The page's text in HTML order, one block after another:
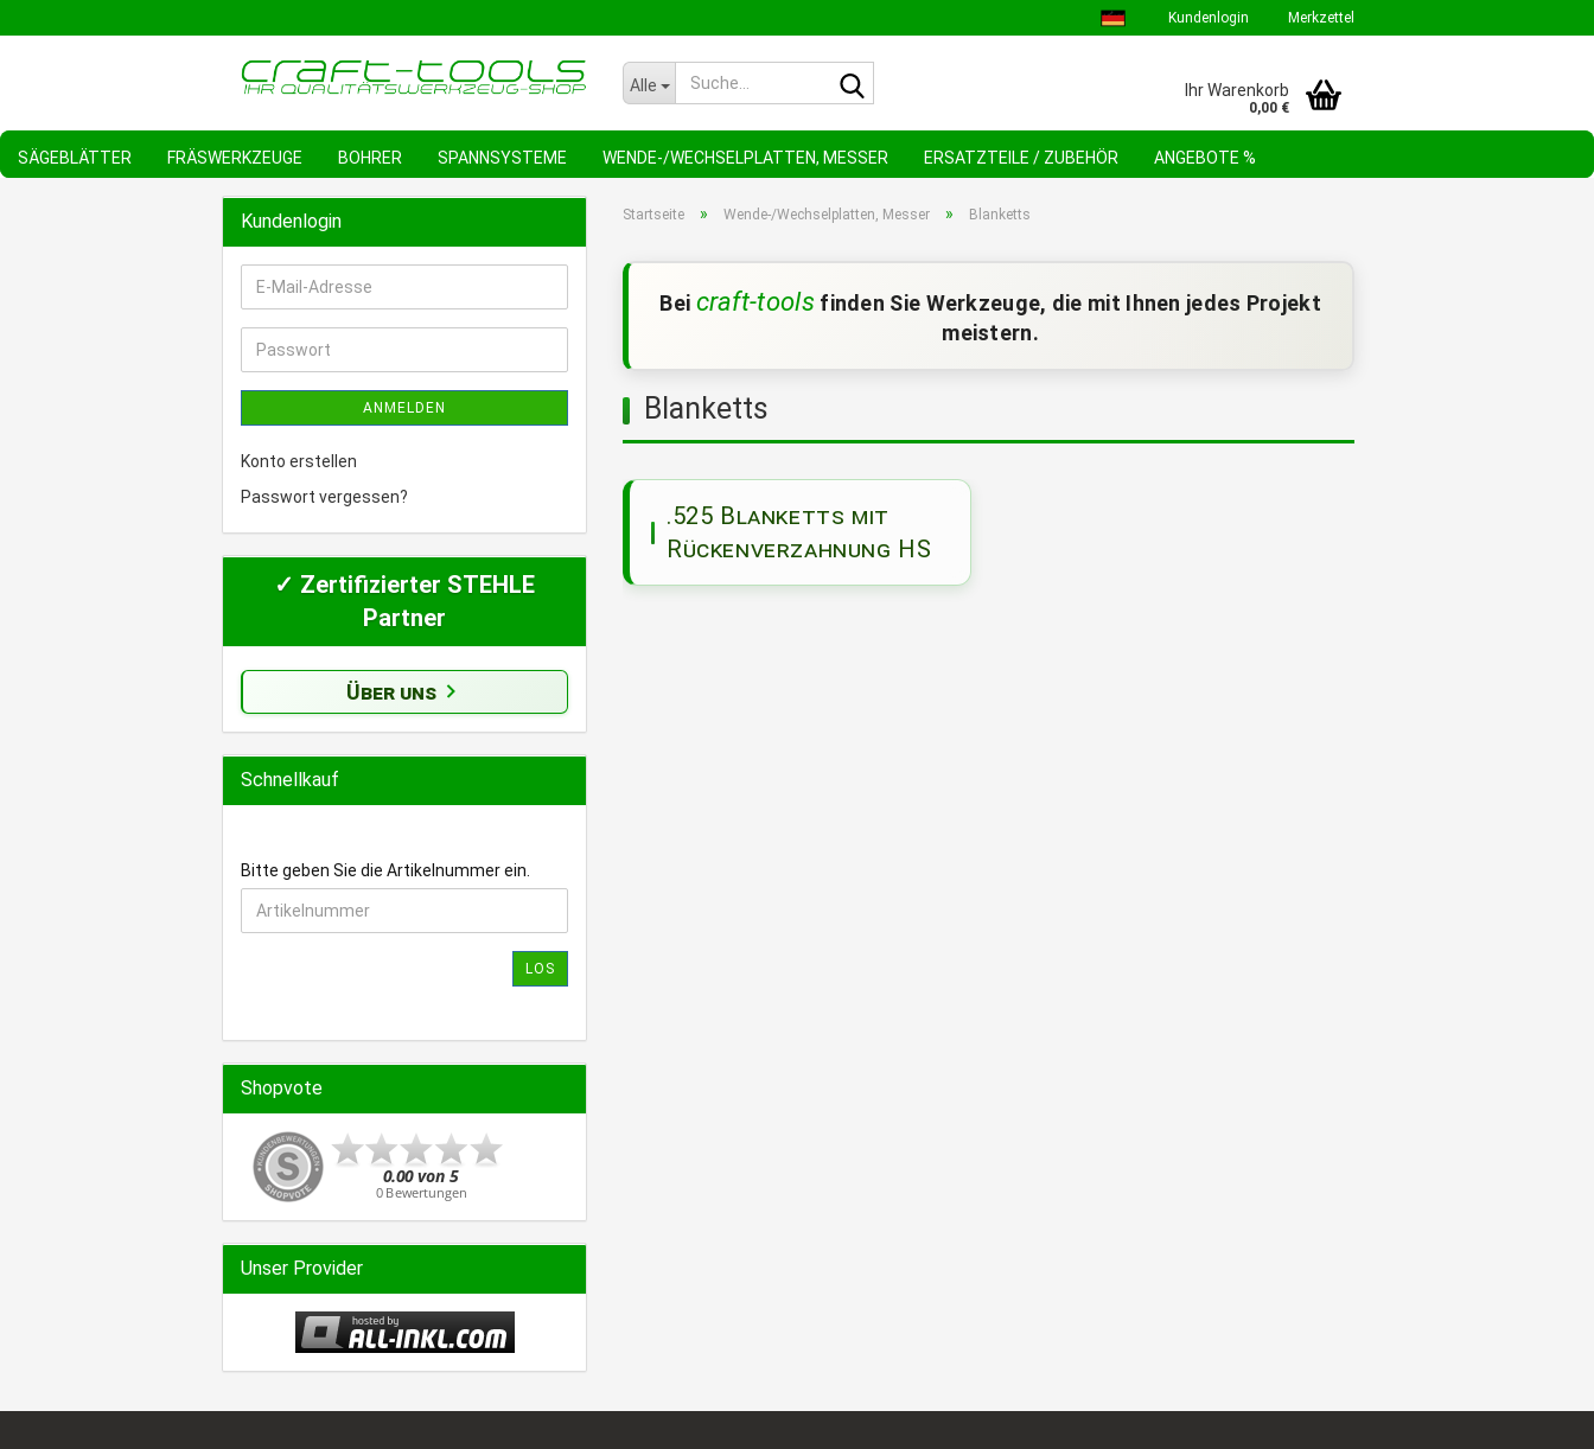
Kundenlogin Merkzettel
Alle
Ihr Warenkorb
0,00 €
SÄGEBLÄTTER FRÄSWERKZEUGE BOHRER SPANNSYSTEME WENDE-/WECHSELPLATTEN, MESSER ERSATZTEILE / ZUBEHÖR ANGEBOTE %
NEU !
Startseite » Wende-/Wechselplatten, Messer » Blanketts
Bei craft-tools finden Sie Werkzeuge, die mit Ihnen jedes Projekt
meistern.
Blanketts
.525 Blanketts mit
Rückenverzahnung HS
Kundenlogin
E-
Mail-
Adresse
Passwort
ANMELDEN
Konto erstellen
Passwort vergessen?
✓ Zertifizierter STEHLE
Partner
Über uns
Schnellkauf
BITTE
GEBEN
SIE
Bitte geben Sie die Artikelnummer ein.
LOS
Shopvote
Unser Provider